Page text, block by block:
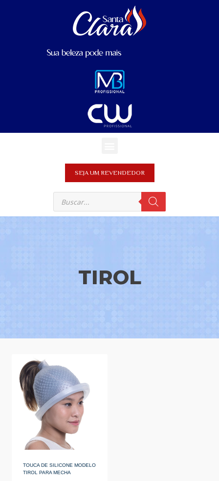
SEJA UM REVENDEDOR
TIROL
TOUCA DE SILICONE MODELO
TIROL PARA MECHA